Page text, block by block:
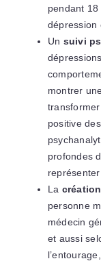
pendant
dépression
Un suivi
montrer
positive
profondes
La
personne
médecin
et aussi